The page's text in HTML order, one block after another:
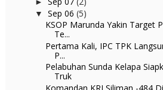
►
▼ Sep 06 (5)
KSOP Marunda Yakin Target
Te...
Pertama Kali, IPC TPK
P...
Pelabuhan Sunda Kelapa
Truk